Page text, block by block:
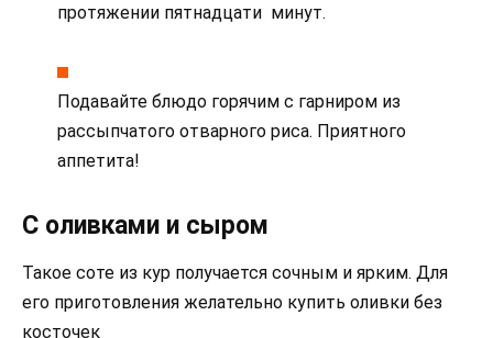
протяжении пятнадцати минут.
Подавайте блюдо горячим с гарниром из
рассыпчатого отварного риса. Приятного
аппетита!
С оливками и сыром
Такое соте из кур получается сочным и ярким. Для
его приготовления желательно купить оливки без
косточек